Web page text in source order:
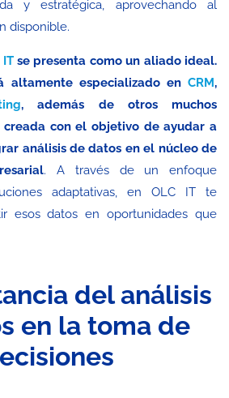
y estratégica, aprovechando al
disponible.
ITse presenta como un aliado ideal.
altamente especializado en CRM,
, además de otros muchos
creada con el objetivo de ayudar a
análisis de datos en el núcleo de
. A través de un enfoque
adaptativas, en OLC IT te
esos datos en oportunidades que
del análisis
en la toma de